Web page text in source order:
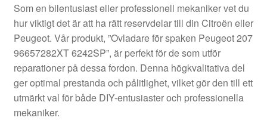
Kolla upp
Kontakt
Mitt konto
Som en bilentusiast eller professionell mekaniker vet du
hur viktigt det är att ha rätt reservdelar till din Citroën eller
Peugeot. Vår produkt, ”Ovladare för spaken Peugeot 207
96657282XT 6242SP”, är perfekt för de som utför
reparationer på dessa fordon. Denna högkvalitativa del
ger optimal prestanda och pålitlighet, vilket gör den till ett
utmärkt val för både DIY-entusiaster och professionella
mekaniker.